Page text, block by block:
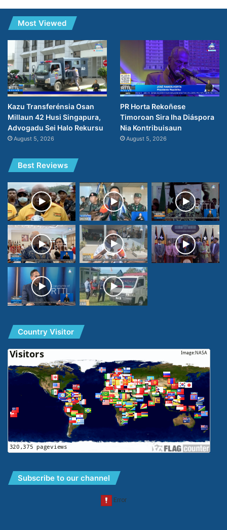
Most Viewed
Kazu Transferénsia Osan
Millaun 42 Husi Singapura,
Advogadu Sei Halo Rekursu
August 5, 2026
PR Horta Rekoñese
Timoroan Sira Iha Diáspora
Nia Kontribuisaun
August 5, 2026
Best Reviews
Country Visitor
Subscribe to our channel